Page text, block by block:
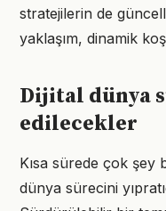
stratejilerin de
yaklaşım, dinamik
Dijital dünya
edilecekler
Kısa sürede çok şey
dünya sürecini